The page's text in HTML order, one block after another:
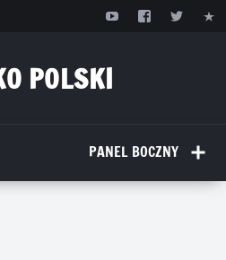
POLSKI
PANEL BOCZNY